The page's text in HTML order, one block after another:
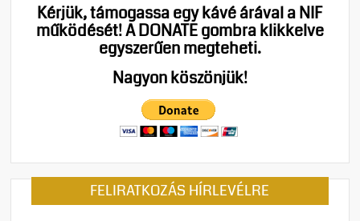
Kérjük, támogassa egy kávé árával a NIF
működését!A DONATE gombra klikkelve
egyszerűen megteheti.
Nagyon köszönjük!
FELIRATKOZÁS HÍRLEVÉLRE